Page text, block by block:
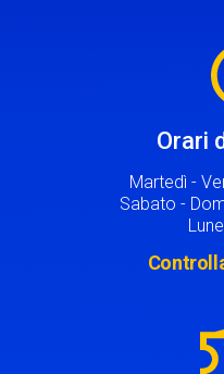
Orari
Martedì -
Sabato -